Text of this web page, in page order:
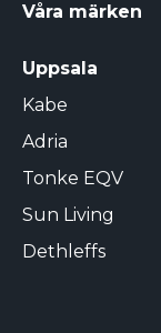
Våra märken
Uppsala
Kabe
Adria
Tonke EQV
Sun Living
Dethleffs